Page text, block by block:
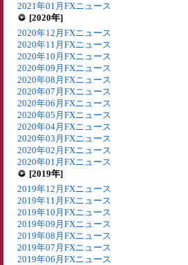
2021年01月FXニュース
[2020年]
2020年12月FXニュース
2020年11月FXニュース
2020年10月FXニュース
2020年09月FXニュース
2020年08月FXニュース
2020年07月FXニュース
2020年06月FXニュース
2020年05月FXニュース
2020年04月FXニュース
2020年03月FXニュース
2020年02月FXニュース
2020年01月FXニュース
[2019年]
2019年12月FXニュース
2019年11月FXニュース
2019年10月FXニュース
2019年09月FXニュース
2019年08月FXニュース
2019年07月FXニュース
2019年06月FXニュース